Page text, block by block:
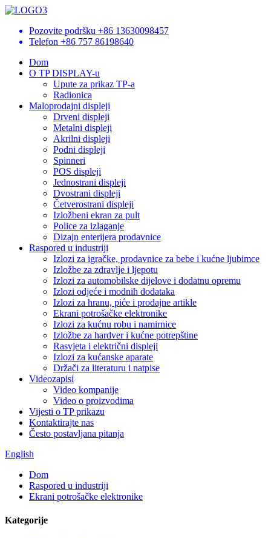
Pozovite podršku +86 13630098457
Telefon +86 757 86198640
Dom
O TP DISPLAY-u
Upute za prikaz TP-a
Radionica
Maloprodajni displeji
Drveni displeji
Metalni displeji
Akrilni displeji
Podni displeji
Spinneri
POS displeji
Jednostrani displeji
Dvostrani displeji
Četverostrani displeji
Izložbeni ekran za pult
Police za izlaganje
Dizajn enterijera prodavnice
Raspored u industriji
Izlozi za igračke, prodavnice za bebe i kućne ljubimce
Izložbe za zdravlje i ljepotu
Izlozi za automobilske dijelove i dodatnu opremu
Izlozi odjeće i modnih dodataka
Izlozi za hranu, piće i prodajne artikle
Ekrani potrošačke elektronike
Izlozi za kućnu robu i namirnice
Izložbe za hardver i kućne potrepštine
Rasvjeta i električni displeji
Izlozi za kućanske aparate
Držači za literaturu i natpise
Videozapisi
Video kompanije
Video o proizvodima
Vijesti o TP prikazu
Kontaktirajte nas
Često postavljana pitanja
English
Dom
Raspored u industriji
Ekrani potrošačke elektronike
Kategorije